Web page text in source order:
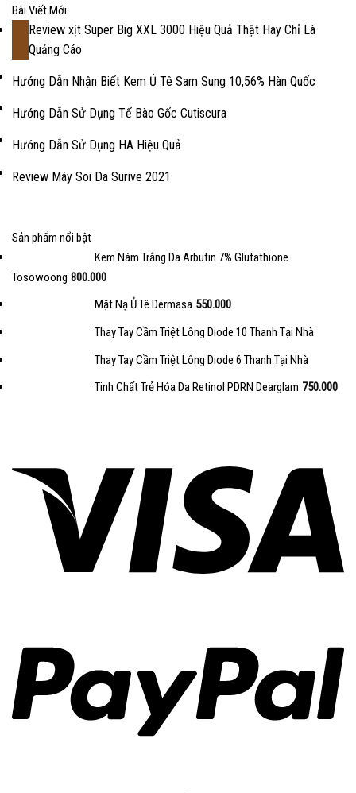
Bài Viết Mới
Review xịt Super Big XXL 3000 Hiệu Quả Thật Hay Chỉ Là
Quảng Cáo
Hướng Dẫn Nhận Biết Kem Ủ Tê Sam Sung 10,56% Hàn Quốc
Hướng Dẫn Sử Dụng Tế Bào Gốc Cutiscura
Hướng Dẫn Sử Dụng HA Hiệu Quả
Review Máy Soi Da Surive 2021
Sản phẩm nổi bật
Kem Nám Trắng Da Arbutin 7% Glutathione
Tosowoong 800.000
Mặt Nạ Ủ Tê Dermasa 550.000
Thay Tay Cầm Triệt Lông Diode 10 Thanh Tại Nhà
Thay Tay Cầm Triệt Lông Diode 6 Thanh Tại Nhà
Tinh Chất Trẻ Hóa Da Retinol PDRN Dearglam 750.000